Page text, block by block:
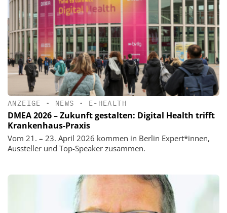
ANZEIGE • NEWS • E-HEALTH
DMEA 2026 – Zukunft gestalten: Digital Health trifft
Krankenhaus-Praxis
Vom 21. – 23. April 2026 kommen in Berlin Expert*innen,
Aussteller und Top-Speaker zusammen.